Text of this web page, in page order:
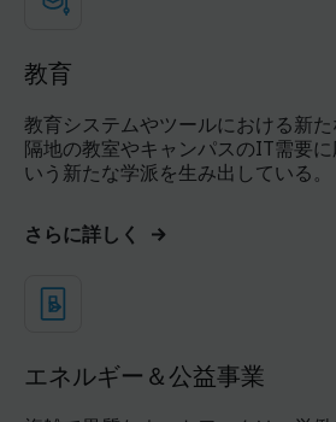
教育
教育システムやツールにおける新
隔地の教室やキャンパスのIT需要
いう新たな学派を生み出している。
さらに詳しく
エネルギー＆公益事業